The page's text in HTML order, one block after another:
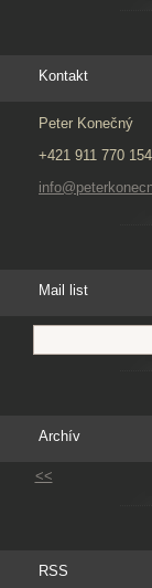
Kontakt
Peter Konečný
+421 911 770 154
Mail list
Archív
<<
RSS